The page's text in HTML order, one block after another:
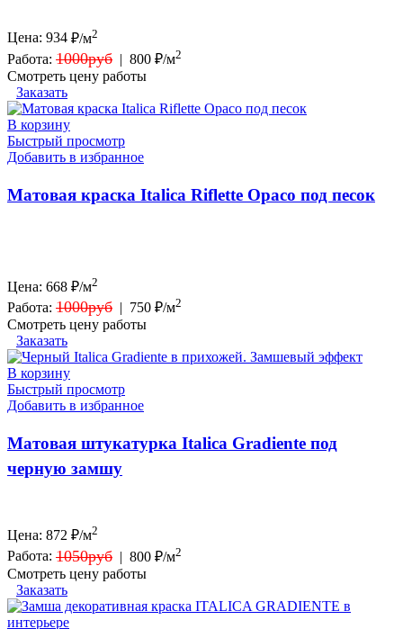
Цена: 934 ₽/м2
Работа: 1000руб | 800 ₽/м2
Смотреть цену работы
Заказать
В корзину
Быстрый просмотр
Добавить в избранное
Матовая краска Italica Riflette Opaco под песок
Цена: 668 ₽/м2
Работа: 1000руб | 750 ₽/м2
Смотреть цену работы
Заказать
В корзину
Быстрый просмотр
Добавить в избранное
Матовая штукатурка Italica Gradiente под
черную замшу
Цена: 872 ₽/м2
Работа: 1050руб | 800 ₽/м2
Смотреть цену работы
Заказать